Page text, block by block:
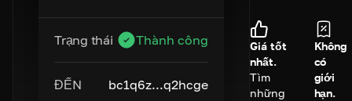
Trạng thái Thành công
ĐẾN bc1q6z...q2hcge
Giá tốt
nhất.
Tìm
những
Không
có
giới
hạn.